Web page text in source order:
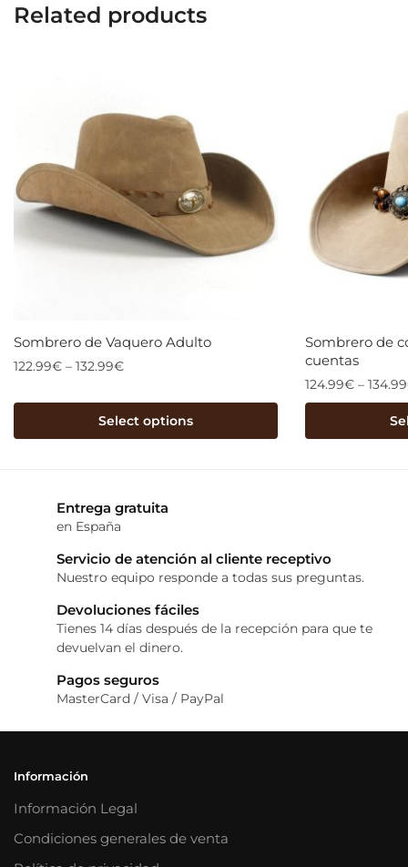
Related products
Sombrero de Vaquero Adulto
122.99€ – 132.99€
Select options
Sombrero de
cuentas
124.99€ – 134.99
Entrega gratuita
en España
Servicio de atención al cliente receptivo
Nuestro equipo responde a todas sus preguntas.
Devoluciones fáciles
Tienes 14 días después de la recepción para que te
devuelvan el dinero.
Pagos seguros
MasterCard / Visa / PayPal
Información
Información Legal
Condiciones generales de venta